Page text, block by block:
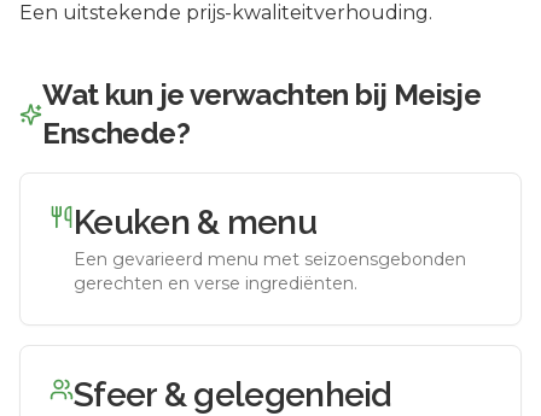
Een uitstekende prijs-kwaliteitverhouding.
Wat kun je verwachten bij Meisje
Enschede?
Keuken & menu
Een gevarieerd menu met seizoensgebonden
gerechten en verse ingrediënten.
Sfeer & gelegenheid